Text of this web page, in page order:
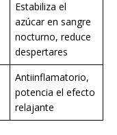
Estabiliza el
azúcar en sangre
nocturno, reduce
despertares
Antiinflamatorio,
potencia el efecto
relajante